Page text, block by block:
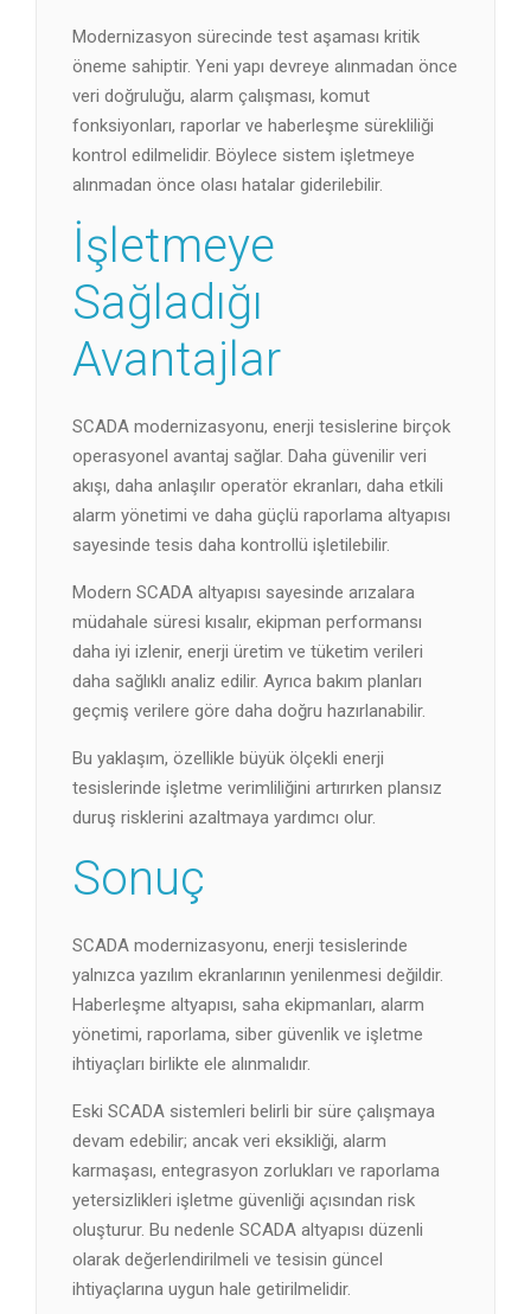
Modernizasyon sürecinde test aşaması kritik
öneme sahiptir. Yeni yapı devreye alınmadan önce
veri doğruluğu, alarm çalışması, komut
fonksiyonları, raporlar ve haberleşme sürekliliği
kontrol edilmelidir. Böylece sistem işletmeye
alınmadan önce olası hatalar giderilebilir.
İşletmeye
Sağladığı
Avantajlar
SCADA modernizasyonu, enerji tesislerine birçok
operasyonel avantaj sağlar. Daha güvenilir veri
akışı, daha anlaşılır operatör ekranları, daha etkili
alarm yönetimi ve daha güçlü raporlama altyapısı
sayesinde tesis daha kontrollü işletilebilir.
Modern SCADA altyapısı sayesinde arızalara
müdahale süresi kısalır, ekipman performansı
daha iyi izlenir, enerji üretim ve tüketim verileri
daha sağlıklı analiz edilir. Ayrıca bakım planları
geçmiş verilere göre daha doğru hazırlanabilir.
Bu yaklaşım, özellikle büyük ölçekli enerji
tesislerinde işletme verimliliğini artırırken plansız
duruş risklerini azaltmaya yardımcı olur.
Sonuç
SCADA modernizasyonu, enerji tesislerinde
yalnızca yazılım ekranlarının yenilenmesi değildir.
Haberleşme altyapısı, saha ekipmanları, alarm
yönetimi, raporlama, siber güvenlik ve işletme
ihtiyaçları birlikte ele alınmalıdır.
Eski SCADA sistemleri belirli bir süre çalışmaya
devam edebilir; ancak veri eksikliği, alarm
karmaşası, entegrasyon zorlukları ve raporlama
yetersizlikleri işletme güvenliği açısından risk
oluşturur. Bu nedenle SCADA altyapısı düzenli
olarak değerlendirilmeli ve tesisin güncel
ihtiyaçlarına uygun hale getirilmelidir.